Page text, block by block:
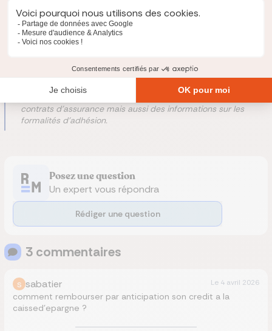
En tant que courtier d'assurance, notre mission est de vous
de vous présenter les produits de nos assureurs partenaires
comme ceux avec lesquels nous n'entretenons pas de
liens. Ces fiches vous donnent notre analyse objective sur les
contrats d'assurance mais aussi des informations sur les
formalités d'adhésion.
Posez une question
Un expert vous répondra
Rédiger une question
3 commentaires
s sabatier Le 4 avril 2026
comment rembourser par anticipation son credit a la
caissed’epargne ?